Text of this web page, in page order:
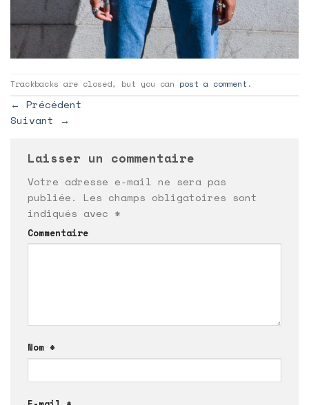
Trackbacks are closed, but you can post a comment.
← Précédent
Suivant →
Laisser un commentaire
Votre adresse e-mail ne sera pas
publiée.
Les champs obligatoires sont
indiqués avec *
Commentaire
Nom *